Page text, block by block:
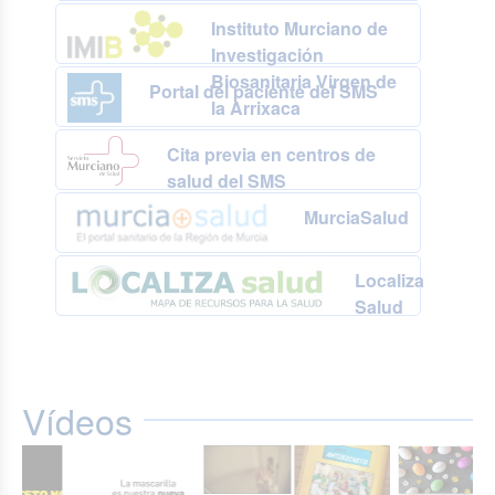
Instituto Murciano de
Investigación
Biosanitaria Virgen de
la Arrixaca
Portal del paciente del SMS
Cita previa en centros de
salud del SMS
MurciaSalud
Localiza
Salud
Vídeos